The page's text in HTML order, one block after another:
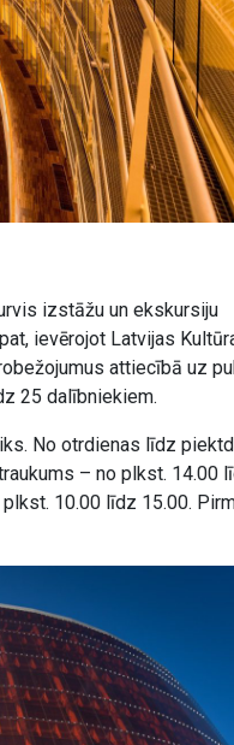
izstāžu un ekskursiju
ievērojot Latvijas
attiecībā uz
25 dalībniekiem.
No otrdienas līdz
– no plkst. 14.00
10.00 līdz 15.00.